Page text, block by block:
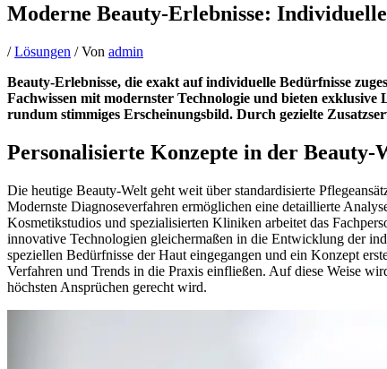
Moderne Beauty-Erlebnisse:
/Lösungen / Von admin
Beauty-Erlebnisse, die exakt auf individuelle Bedürfnisse
Fachwissen mit modernster Technologie und bieten
rundum stimmiges Erscheinungsbild. Durch gezielte
Personalisierte Konzepte in der Beauty-
Die heutige Beauty-Welt geht weit über standardisierte
Modernste Diagnoseverfahren ermöglichen eine detaillierte
Kosmetikstudios und spezialisierten Kliniken arbeitet das
innovative Technologien gleichermaßen in die Entwicklung der
speziellen Bedürfnisse der Haut eingegangen und ein Konzept
Verfahren und Trends in die Praxis einfließen. Auf diese Weise
höchsten Ansprüchen gerecht wird.